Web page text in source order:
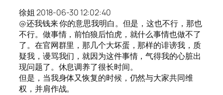
徐姐 2018-06-30 12:02:40
@还我钱来 你的意思我明白。但是，这也不行，那也
不行。做事情，前怕狼后怕虎，就什么事情也做不了
了。在官网群里，那几个大坏蛋，那样的诽谤我，质
疑我，谩骂我们，就因为这件事情，气得我的心脏出
现问题了。休息调养了很长时间。
但是，当我身体又恢复的时候，仍然与大家共同维
权，并肩作战。